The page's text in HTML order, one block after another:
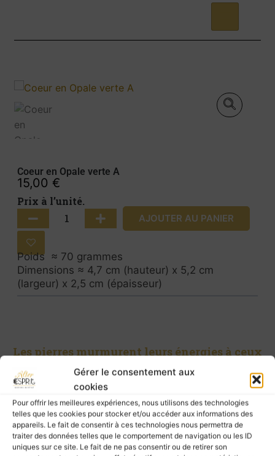
Gérer le consentement aux
cookies
Pour offrir les meilleures expériences, nous utilisons des technologies
telles que les cookies pour stocker et/ou accéder aux informations des
appareils. Le fait de consentir à ces technologies nous permettra de
traiter des données telles que le comportement de navigation ou les ID
uniques sur ce site. Le fait de ne pas consentir ou de retirer son
Coeur en Opale verte A
15,00 €
Prix à l’unité.
AJOUTER AU PANIER
Poids ≈ 70 grammes
Dimensions ≈ 4,7 cm (hauteur) x 5,2 cm
(largeur) x 2,5 cm (épaisseur)
Les pierres murmurent leurs énergies à ceux
qui les écoutent, mais elles ne possèdent pas
le pouvoir de guérir.
Pour prendre soin de vous, ne négligez pas la
consultation d’un professionnel de santé.